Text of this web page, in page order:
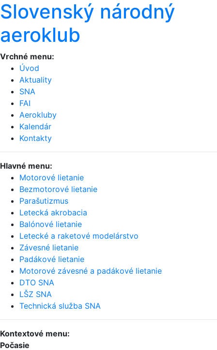
Slovenský národný
aeroklub
Vrchné menu:
Úvod
Aktuality
SNA
FAI
Aerokluby
Kalendár
Kontakty
Hlavné menu:
Motorové lietanie
Bezmotorové lietanie
Parašutizmus
Letecká akrobacia
Balónové lietanie
Letecké a raketové modelárstvo
Závesné lietanie
Padákové lietanie
Motorové závesné a padákové lietanie
DTO SNA
LŠZ SNA
Technická služba SNA
Kontextové menu:
Počasie